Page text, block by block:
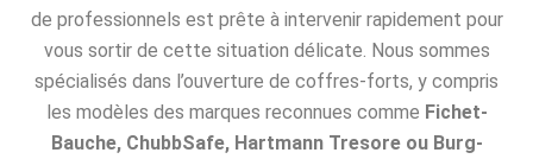
de professionnels est prête à intervenir rapidement pour
vous sortir de cette situation délicate. Nous sommes
spécialisés dans l’ouverture de coffres-forts, y compris
les modèles des marques reconnues comme Fichet-
Bauche, ChubbSafe, Hartmann Tresore ou Burg-